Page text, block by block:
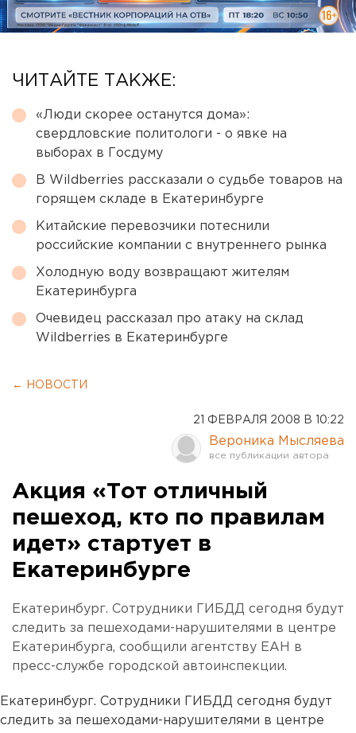
ЧИТАЙТЕ ТАКЖЕ:
«Люди скорее останутся дома»:
свердловские политологи - о явке на
выборах в Госдуму
В Wildberries рассказали о судьбе товаров на
горящем складе в Екатеринбурге
Китайские перевозчики потеснили
российские компании с внутреннего рынка
Холодную воду возвращают жителям
Екатеринбурга
Очевидец рассказал про атаку на склад
Wildberries в Екатеринбурге
← НОВОСТИ
21 ФЕВРАЛЯ 2008 В 10:22
Вероника Мысляева
Акция «Тот отличный
пешеход, кто по правилам
идет» стартует в
Екатеринбурге
Екатеринбург. Сотрудники ГИБДД сегодня будут
следить за пешеходами-нарушителями в центре
Екатеринбурга, сообщили агентству ЕАН в
пресс-службе городской автоинспекции.
Екатеринбург. Сотрудники ГИБДД сегодня будут
следить за пешеходами-нарушителями в центре